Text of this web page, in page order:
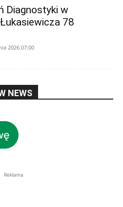
Diagnostyki w
78
2026 07:00
NEWS
Reklama